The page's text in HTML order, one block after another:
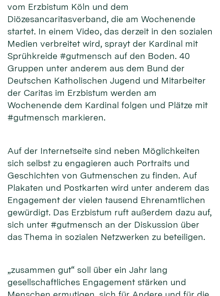
vom Erzbistum Köln und dem
Diözesancaritasverband, die am Wochenende
startet. In einem Video, das derzeit in den sozialen
Medien verbreitet wird, sprayt der Kardinal mit
Sprühkreide #gutmensch auf den Boden. 40
Gruppen unter anderem aus dem Bund der
Deutschen Katholischen Jugend und Mitarbeiter
der Caritas im Erzbistum werden am
Wochenende dem Kardinal folgen und Plätze mit
#gutmensch markieren.
Auf der Internetseite sind neben Möglichkeiten
sich selbst zu engagieren auch Portraits und
Geschichten von Gutmenschen zu finden. Auf
Plakaten und Postkarten wird unter anderem das
Engagement der vielen tausend Ehrenamtlichen
gewürdigt. Das Erzbistum ruft außerdem dazu auf,
sich unter #gutmensch an der Diskussion über
das Thema in sozialen Netzwerken zu beteiligen.
„zusammen gut“ soll über ein Jahr lang
gesellschaftliches Engagement stärken und